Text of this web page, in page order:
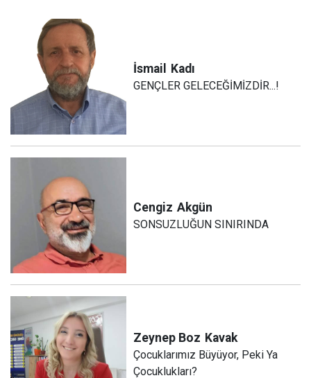
İsmail Kadı
GENÇLER GELECEĞİMİZDİR...!
Cengiz Akgün
SONSUZLUĞUN SINIRINDA
Zeynep Boz Kavak
Çocuklarımız Büyüyor, Peki Ya
Çocuklukları?